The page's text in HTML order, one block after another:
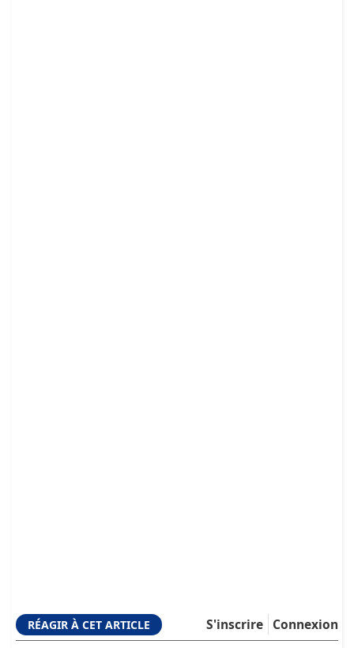
RÉAGIR À CET ARTICLE Connexion
S'inscrire